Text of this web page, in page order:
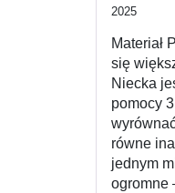
2025
Materiał
się
Niecka
pomocy
równe
jednym
ogromne